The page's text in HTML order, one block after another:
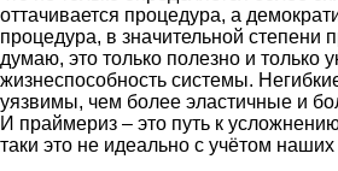
оттачивается процедура, а
процедура, в значительной степени
думаю, это только полезно и только
жизнеспособность системы.
уязвимы, чем более эластичные и
И праймериз – это путь к
таки это не идеально с учётом